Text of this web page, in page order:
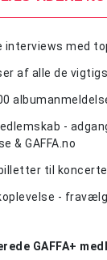
interviews med
af alle de
-
& GAFFA.no
til
-
GAFFA+